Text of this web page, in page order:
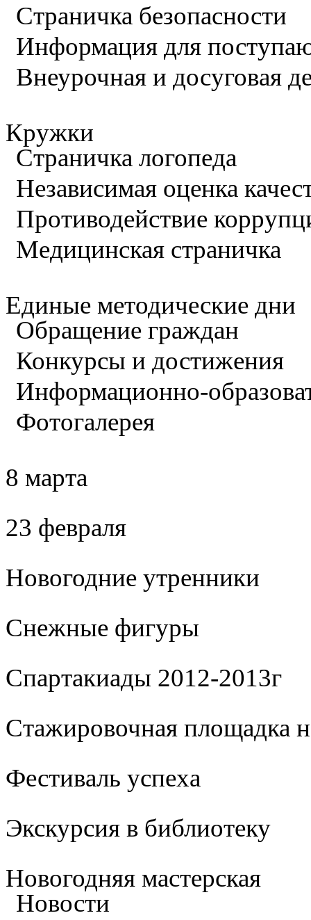
Страничка безопасности
Информация для
Внеурочная и досуговая
Кружки
Страничка логопеда
Независимая оценка
Противодействие
Медицинская страничка
Единые методические дни
Обращение граждан
Конкурсы и достижения
Информационно-
Фотогалерея
8 марта
23 февраля
Новогодние утренники
Cнежные фигуры
Спартакиады 2012-2013г
Стажировочная
Фестиваль успеха
Экскурсия в библиотеку
Новогодняя мастерская
Новости